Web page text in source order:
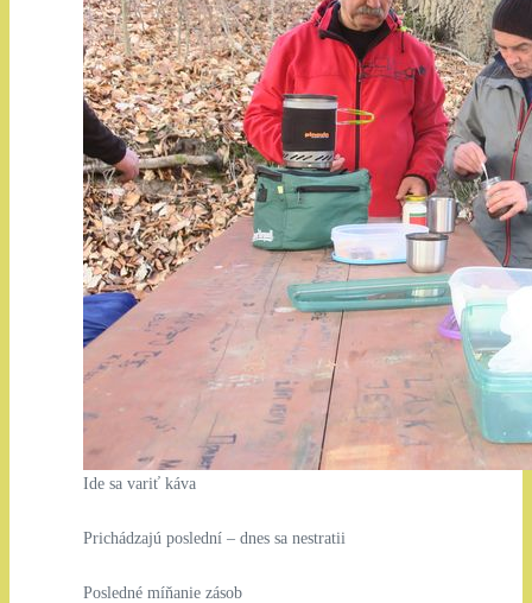
Ide sa variť káva
Prichádzajú poslední – dnes sa nestratii
Posledné míňanie zásob